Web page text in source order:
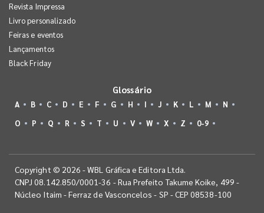
Revista Impressa
Livro personalizado
Feiras e eventos
Lançamentos
Black Friday
Glossário
A B C D E F G H I J K L M
N
O
P Q R S T U V W X Z 0-9
Copyright © 2026 - WBL Gráfica e Editora Ltda.
CNPJ 08.142.850/0001-36 - Rua Prefeito Takume Koike, 499 -
Núcleo Itaim - Ferraz de Vasconcelos - SP - CEP 08538-100